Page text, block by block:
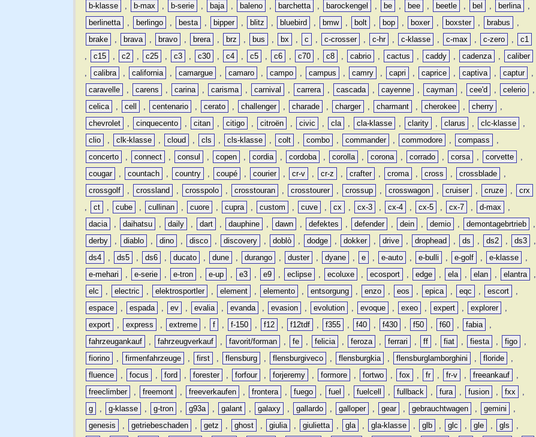
b-klasse
, b-max , b-serie , baja , baleno , barchetta , barockengel , be , bee , beetle , bel , berlina
,
berlinetta
, berlingo , besta , bipper , blitz , bluebird , bmw , bolt , bop , boxer , boxster , brabus
,
brake
, brava , bravo , brera , brz , bus , bx , c , c-crosser , c-hr , c-klasse , c-max , c-zero ,
c1
,
c15 , c2 , c25 , c3 , c30 , c4 , c5 , c6 , c70 , c8 , cabrio , cactus , caddy , cadenza ,
caliber
,
calibra , california , camargue , camaro , campo , campus , camry , capri , caprice , captiva , captur
,
caravelle
, carens , carina , carisma , carnival , carrera , cascada , cayenne , cayman , cee'd , celerio
,
celica
, cell , centenario , cerato , challenger , charade , charger , charmant , cherokee , cherry
,
chevrolet
, cinquecento , citan , citigo , citroën , civic , cla , cla-klasse , clarity , clarus , clc-klasse
,
clio
, clk-klasse , cloud , cls , cls-klasse , colt , combo , commander , commodore , compass
,
concerto
, connect , consul , copen , cordia , cordoba , corolla , corona , corrado , corsa , corvette
,
cougar
, countach , country , coupé , courier , cr-v , cr-z , crafter , croma , cross , crossblade
,
crossgolf
, crossland , crosspolo , crosstouran , crosstourer , crossup , crosswagon , cruiser , cruze ,
crx
,
ct , cube , cullinan , cuore , cupra , custom , cuve , cx , cx-3 , cx-4 , cx-5 , cx-7 , d-max
,
dacia
, daihatsu , daily , dart , dauphine , dawn , defektes , defender , dein , demio , demontagebrtrieb
,
derby
, diablo , dino , disco , discovery , doblò , dodge , dokker , drive , drophead , ds , ds2 , ds3
,
ds4
, ds5 , ds6 , ducato , dune , durango , duster , dyane , e , e-auto , e-bulli , e-golf , e-klasse
,
e-mehari
, e-serie , e-tron , e-up , e3 , e9 , eclipse , ecoluxe , ecosport , edge , ela , elan , elantra
,
elc
, electric , elektrosportler , element , elemento , entsorgung , enzo , eos , epica , eqc , escort
,
espace
, espada , ev , evalia , evanda , evasion , evolution , evoque , exeo , expert , explorer
,
export
, express , extreme , f , f-150 , f12 , f12tdf , f355 , f40 , f430 , f50 , f60 , fabia
,
fahrzeugankauf
, fahrzeugverkauf , favorit/forman , fe , felicia , feroza , ferrari , ff , fiat , fiesta , figo
,
fiorino
, firmenfahrzeuge , first , flensburg , flensburgiveco , flensburgkia , flensburglamborghini , floride
,
fluence
, focus , ford , forester , forfour , forjeremy , formore , fortwo , fox , fr , fr-v , freeankauf
,
freeclimber
, freemont , freeverkaufen , frontera , fuego , fuel , fuelcell , fullback , fura , fusion , fxx
,
g
, g-klasse , g-tron , g93a , galant , galaxy , gallardo , galloper , gear , gebrauchtwagen , gemini
,
genesis
, getriebeschaden , getz , ghost , giulia , giulietta , gla , gla-klasse , glb , glc , gle , gls
,